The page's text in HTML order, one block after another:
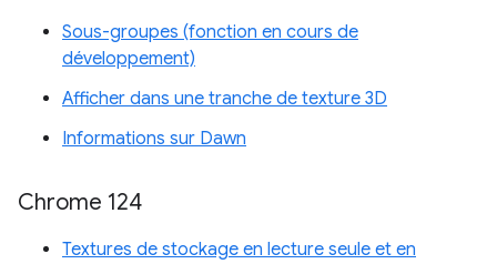
Sous-groupes (fonction en cours de
développement)
Afficher dans une tranche de texture 3D
Informations sur Dawn
Chrome 124
Textures de stockage en lecture seule et en